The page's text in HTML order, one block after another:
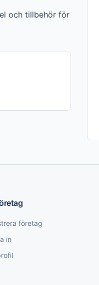
och tillbehör för
företag
in